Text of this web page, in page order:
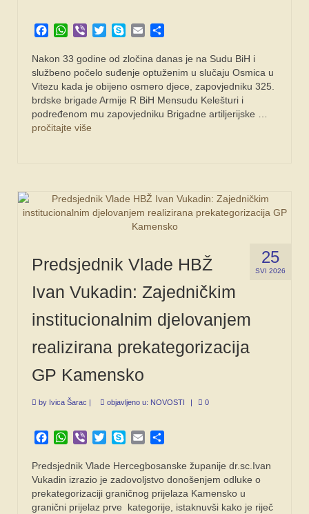
Facebook
WhatsApp
Viber TwitterSkypeEmail
Nakon 33 godine od zločina danas je na Sudu BiH i
službeno počelo suđenje optuženim u slučaju Osmica u
Vitezu kada je obijeno osmero djece, zapovjedniku 325.
brdske brigade Armije R BiH Mensudu Kelešturi i
podređenom mu zapovjedniku Brigadne artiljerijske …
pročitajte više
25
SVI 2026
Predsjednik Vlade HBŽ
Ivan Vukadin: Zajedničkim
institucionalnim djelovanjem
realizirana prekategorizacija
GP Kamensko
by Ivica Šarac | objavljeno u: NOVOSTI | 0
Facebook
WhatsApp
Viber TwitterSkypeEmail
Predsjednik Vlade Hercegbosanske županije dr.sc.Ivan
Vukadin izrazio je zadovoljstvo donošenjem odluke o
prekategorizaciji graničnog prijelaza Kamensko u
granični prijelaz prve kategorije, istaknuvši kako je riječ